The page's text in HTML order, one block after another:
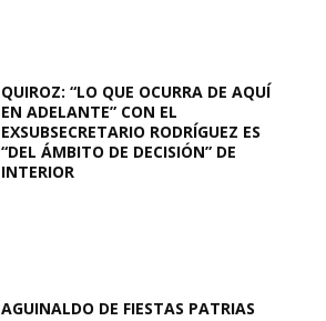
QUIROZ: “LO QUE OCURRA DE AQUÍ
EN ADELANTE” CON EL
EXSUBSECRETARIO RODRÍGUEZ ES
“DEL ÁMBITO DE DECISIÓN” DE
INTERIOR
AGUINALDO DE FIESTAS PATRIAS